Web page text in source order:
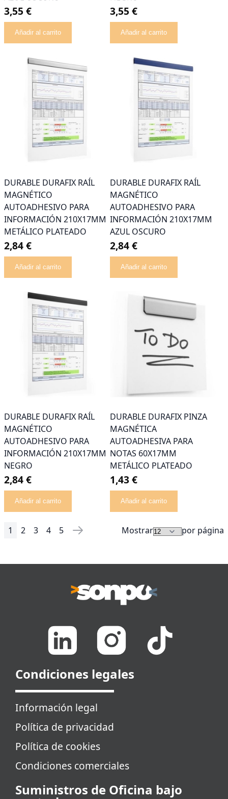
3,55 €
Añadir al carrito
3,55 €
Añadir al carrito
DURABLE DURAFIX RAÍL
MAGNÉTICO
AUTOADHESIVO PARA
INFORMACIÓN 210X17MM
METÁLICO PLATEADO
2,84 €
Añadir al carrito
DURABLE DURAFIX RAÍL
MAGNÉTICO
AUTOADHESIVO PARA
INFORMACIÓN 210X17MM
AZUL OSCURO
2,84 €
Añadir al carrito
DURABLE DURAFIX RAÍL
MAGNÉTICO
AUTOADHESIVO PARA
INFORMACIÓN 210X17MM
NEGRO
2,84 €
Añadir al carrito
DURABLE DURAFIX PINZA
MAGNÉTICA
AUTOADHESIVA PARA
NOTAS 60X17MM
METÁLICO PLATEADO
1,43 €
Añadir al carrito
Página
Actualmente estás leyendo página
1 Página
2 Página
3 Página
4 Página
5 Página
Siguiente Mostrar por página
Condiciones legales
Información legal
Política de privacidad
Política de cookies
Condiciones comerciales
Suministros de Oficina bajo